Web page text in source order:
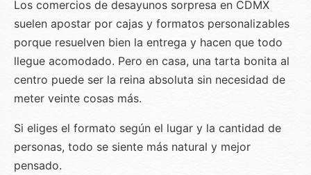
Los comercios de desayunos sorpresa en CDMX
suelen apostar por cajas y formatos personalizables
porque resuelven bien la entrega y hacen que todo
llegue acomodado. Pero en casa, una tarta bonita al
centro puede ser la reina absoluta sin necesidad de
meter veinte cosas más.
Si eliges el formato según el lugar y la cantidad de
personas, todo se siente más natural y mejor
pensado.